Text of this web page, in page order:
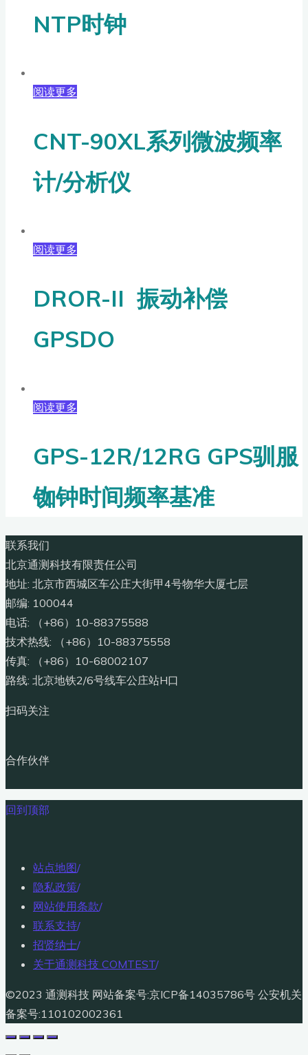
NTP时钟
阅读更多
CNT-90XL系列微波频率
计/分析仪
阅读更多
DROR-II 振动补偿
GPSDO
阅读更多
GPS-12R/12RG GPS驯服
铷钟时间频率基准
联系我们
北京通测科技有限责任公司
地址: 北京市西城区车公庄大街甲4号物华大厦七层
邮编: 100044
电话: （+86）10-88375588
技术热线: （+86）10-88375558
传真: （+86）10-68002107
路线: 北京地铁2/6号线车公庄站H口
扫码关注
合作伙伴
回到顶部
站点地图/
隐私政策/
网站使用条款/
联系支持/
招贤纳士/
关于通测科技 COMTEST/
©2023 通测科技 网站备案号:京ICP备14035786号 公安机关
备案号:110102002361